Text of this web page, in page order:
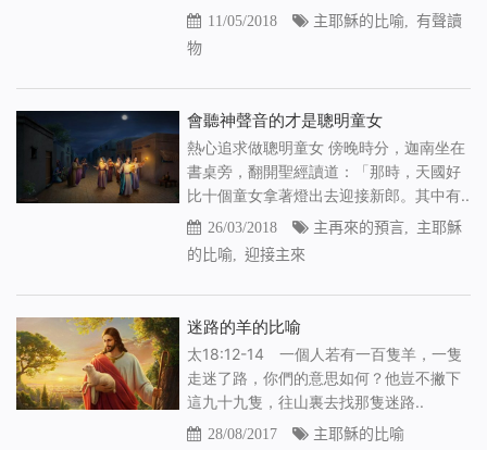
11/05/2018 主耶穌的比喻
有聲讀
物
會聽神聲音的才是聰明童女
熱心追求做聰明童女 傍晚時分，迦南坐在
書桌旁，翻開聖經讀道：「那時，天國好
比十個童女拿著燈出去迎接新郎。其中有..
26/03/2018 主再來的預言, 主耶穌
的比喻
迎接主來
迷路的羊的比喻
太18:12-14 一個人若有一百隻羊，一隻
走迷了路，你們的意思如何？他豈不撇下
這九十九隻，往山裏去找那隻迷路..
28/08/2017 主耶穌的比喻